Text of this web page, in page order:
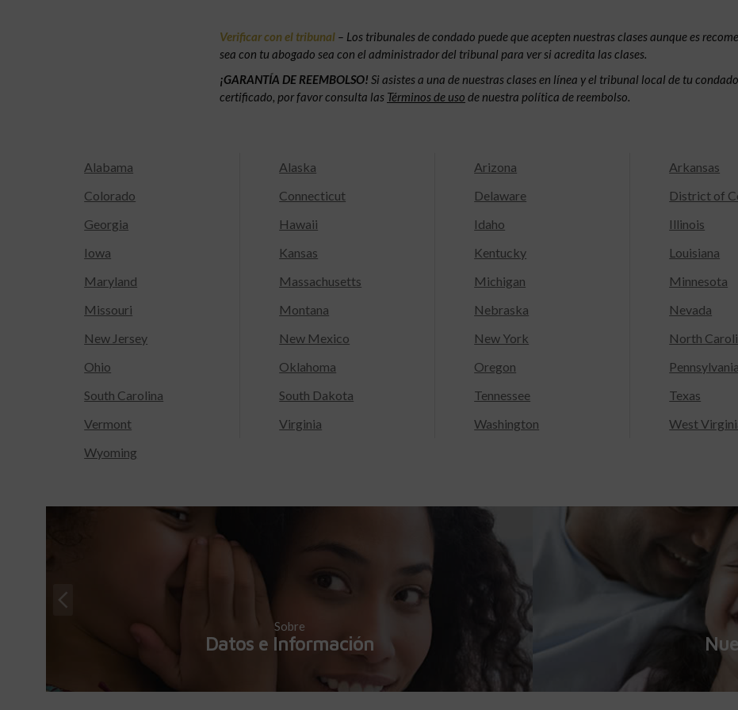
Verificar con el tribunal – Los tribunales de condado puede que acepten nuestras clases aunque es
sea con tu abogado sea con el administrador del tribunal para ver si acredita las clases.
¡GARANTÍA DE REEMBOLSO! Si asistes a una de nuestras clases en línea y el tribunal local de tu
certificado, por favor consulta las Términos de uso de nuestra política de reembolso.
Alabama Alaska Arizona Arkansas
Colorado
Connecticut Delaware District of
Georgia
Hawaii Idaho Illinois
Iowa
Kansas Kentucky Louisiana
Maryland
Massachusetts Michigan Minnesota
Missouri
Montana Nebraska Nevada
New Jersey
New Mexico New York North
Ohio
Oklahoma Oregon Pennsylvania
South Carolina
South Dakota Tennessee Texas
Vermont
Virginia Washington West
Wyoming
Sobre
Datos e Información